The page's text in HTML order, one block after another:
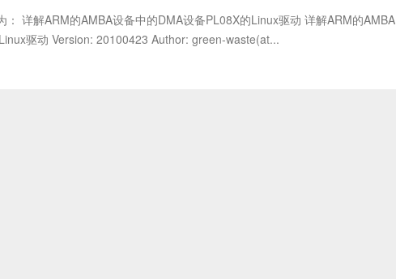
： 详解ARM的AMBA设备中的DMA设备PL08X的Linux驱动 详解ARM的AMBA
驱动 Version: 20100423 Author: green-waste(at...